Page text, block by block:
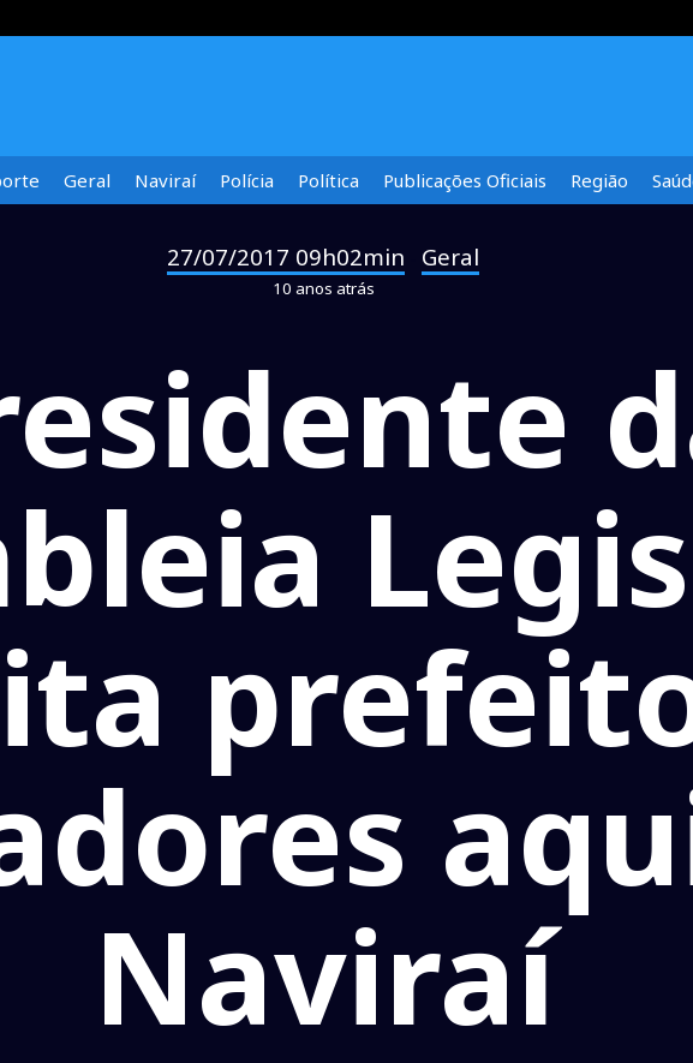
Geral Naviraí Polícia Política Publicações Oficiais Região
27/07/2017 09h02min Geral
10 anos atrás
Naviraí